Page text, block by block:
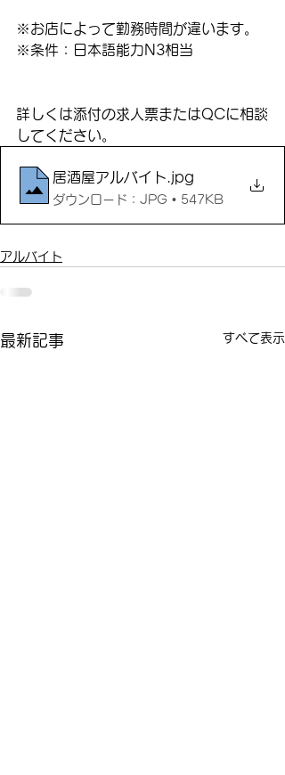
※お店によって勤務時間が違います。
※条件：日本語能力N3相当
詳しくは添付の求人票またはQCに相談
してください。
居酒屋アルバイト .jpg
ダウンロード：JPG • 547KB
アルバイト
最新記事 すべて表示